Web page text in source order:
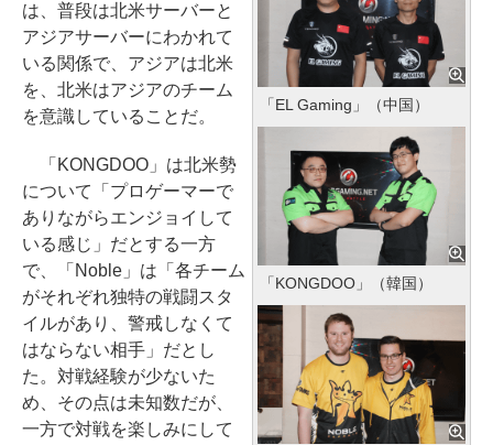
「EL Gaming」（中国）
「KONGDOO」（韓国）
は、普段は北米サーバーと
アジアサーバーにわかれて
いる関係で、アジアは北米
を、北米はアジアのチーム
を意識していることだ。
「KONGDOO」は北米勢
について「プロゲーマーで
ありながらエンジョイして
いる感じ」だとする一方
で、「Noble」は「各チーム
がそれぞれ独特の戦闘スタ
イルがあり、警戒しなくて
はならない相手」だとし
た。対戦経験が少ないた
め、その点は未知数だが、
一方で対戦を楽しみにして